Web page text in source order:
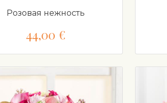
Розовая нежность
44,00 €